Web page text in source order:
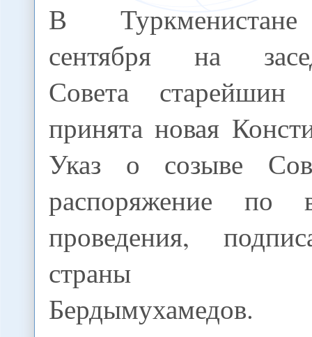
В
сентября на
Совета старейшин
принята новая
Указ о созыве
распоряжение по
проведения,
страны
Бердымухамедов.